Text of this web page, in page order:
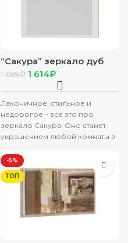
“Сакура” зеркало дуб
сонома/белый
1 699₽ 1 614₽
Лаконичное, стильное и
недорогое – все это про
зеркало Сакура! Оно станет
украшением любой комнаты в
можно
-5%
ТОП